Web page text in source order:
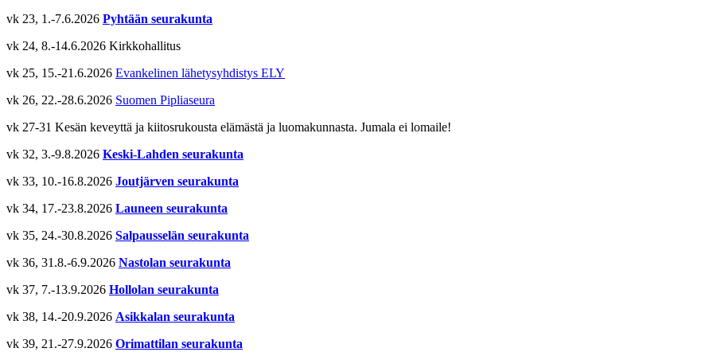
vk 23, 1.-7.6.2026 Pyhtään seurakunta
vk 24, 8.-14.6.2026 Kirkkohallitus
vk 25, 15.-21.6.2026 Evankelinen lähetysyhdistys ELY
vk 26, 22.-28.6.2026 Suomen Pipliaseura
vk 27-31 Kesän keveyttä ja kiitosrukousta elämästä ja luomakunnasta. Jumala ei lomaile!
vk 32, 3.-9.8.2026 Keski-Lahden seurakunta
vk 33, 10.-16.8.2026 Joutjärven seurakunta
vk 34, 17.-23.8.2026 Launeen seurakunta
vk 35, 24.-30.8.2026 Salpausselän seurakunta
vk 36, 31.8.-6.9.2026 Nastolan seurakunta
vk 37, 7.-13.9.2026 Hollolan seurakunta
vk 38, 14.-20.9.2026 Asikkalan seurakunta
vk 39, 21.-27.9.2026 Orimattilan seurakunta